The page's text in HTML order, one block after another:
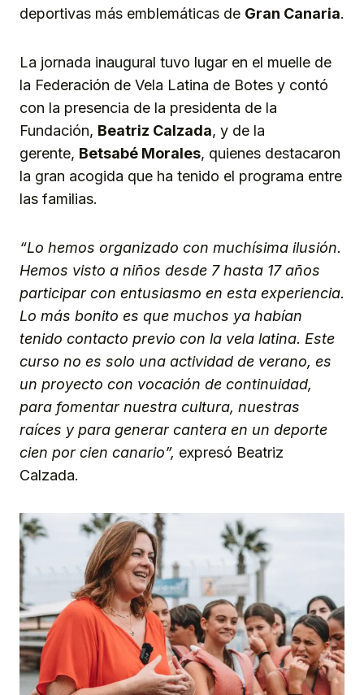
deportivas más emblemáticas de Gran Canaria.
La jornada inaugural tuvo lugar en el muelle de
la Federación de Vela Latina de Botes y contó
con la presencia de la presidenta de la
Fundación, Beatriz Calzada, y de la
gerente, Betsabé Morales, quienes destacaron
la gran acogida que ha tenido el programa entre
las familias.
“Lo hemos organizado con muchísima ilusión.
Hemos visto a niños desde 7 hasta 17 años
participar con entusiasmo en esta experiencia.
Lo más bonito es que muchos ya habían
tenido contacto previo con la vela latina. Este
curso no es solo una actividad de verano, es
un proyecto con vocación de continuidad,
para fomentar nuestra cultura, nuestras
raíces y para generar cantera en un deporte
cien por cien canario”, expresó Beatriz
Calzada.